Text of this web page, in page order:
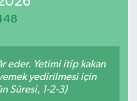
eder. Yetimi itip kakan
yedirilmesi için
Sûresi, 1-2-3)